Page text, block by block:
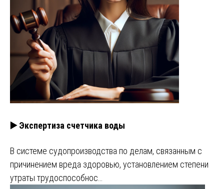
▶️ Экспертиза счетчика воды
В системе судопроизводства по делам, связанным с
причинением вреда здоровью, установлением степени
утраты трудоспособнос…